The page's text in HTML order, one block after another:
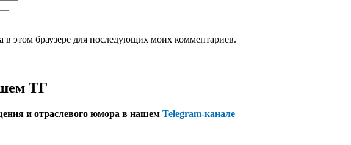
в этом браузере для последующих моих комментариев.
ТГ
и отраслевого юмора в нашем Telegram-канале